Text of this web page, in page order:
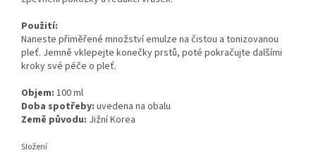
Použití:
Naneste přiměřené množství emulze na čistou a tonizovanou
pleť. Jemně vklepejte konečky prstů, poté pokračujte dalšími
kroky své péče o pleť.
Objem: 100 ml
Doba spotřeby: uvedena na obalu
Země původu: Jižní Korea
Složení